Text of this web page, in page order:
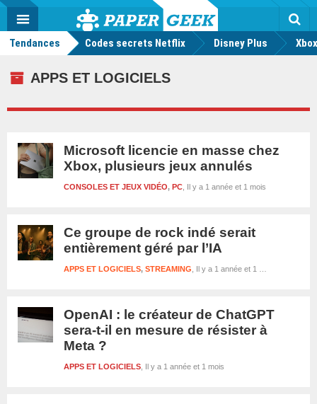
Actu
geek
MENU
Tendances Codes secrets Netflix Disney Plus
APPS ET LOGICIELS
Microsoft licencie en masse chez
Xbox, plusieurs jeux annulés
Il y a 1 année et 1 mois
CONSOLES ET JEUX VIDÉO, PC
Ce groupe de rock indé serait
entièrement géré par l’IA
Il y a 1 année et 1 mois
APPS ET LOGICIELS, STREAMING
OpenAI : le créateur de ChatGPT
sera-t-il en mesure de résister à
Meta ?
Il y a 1 année et 1 mois
APPS ET LOGICIELS
Mode
FacebookTwitter Youtube